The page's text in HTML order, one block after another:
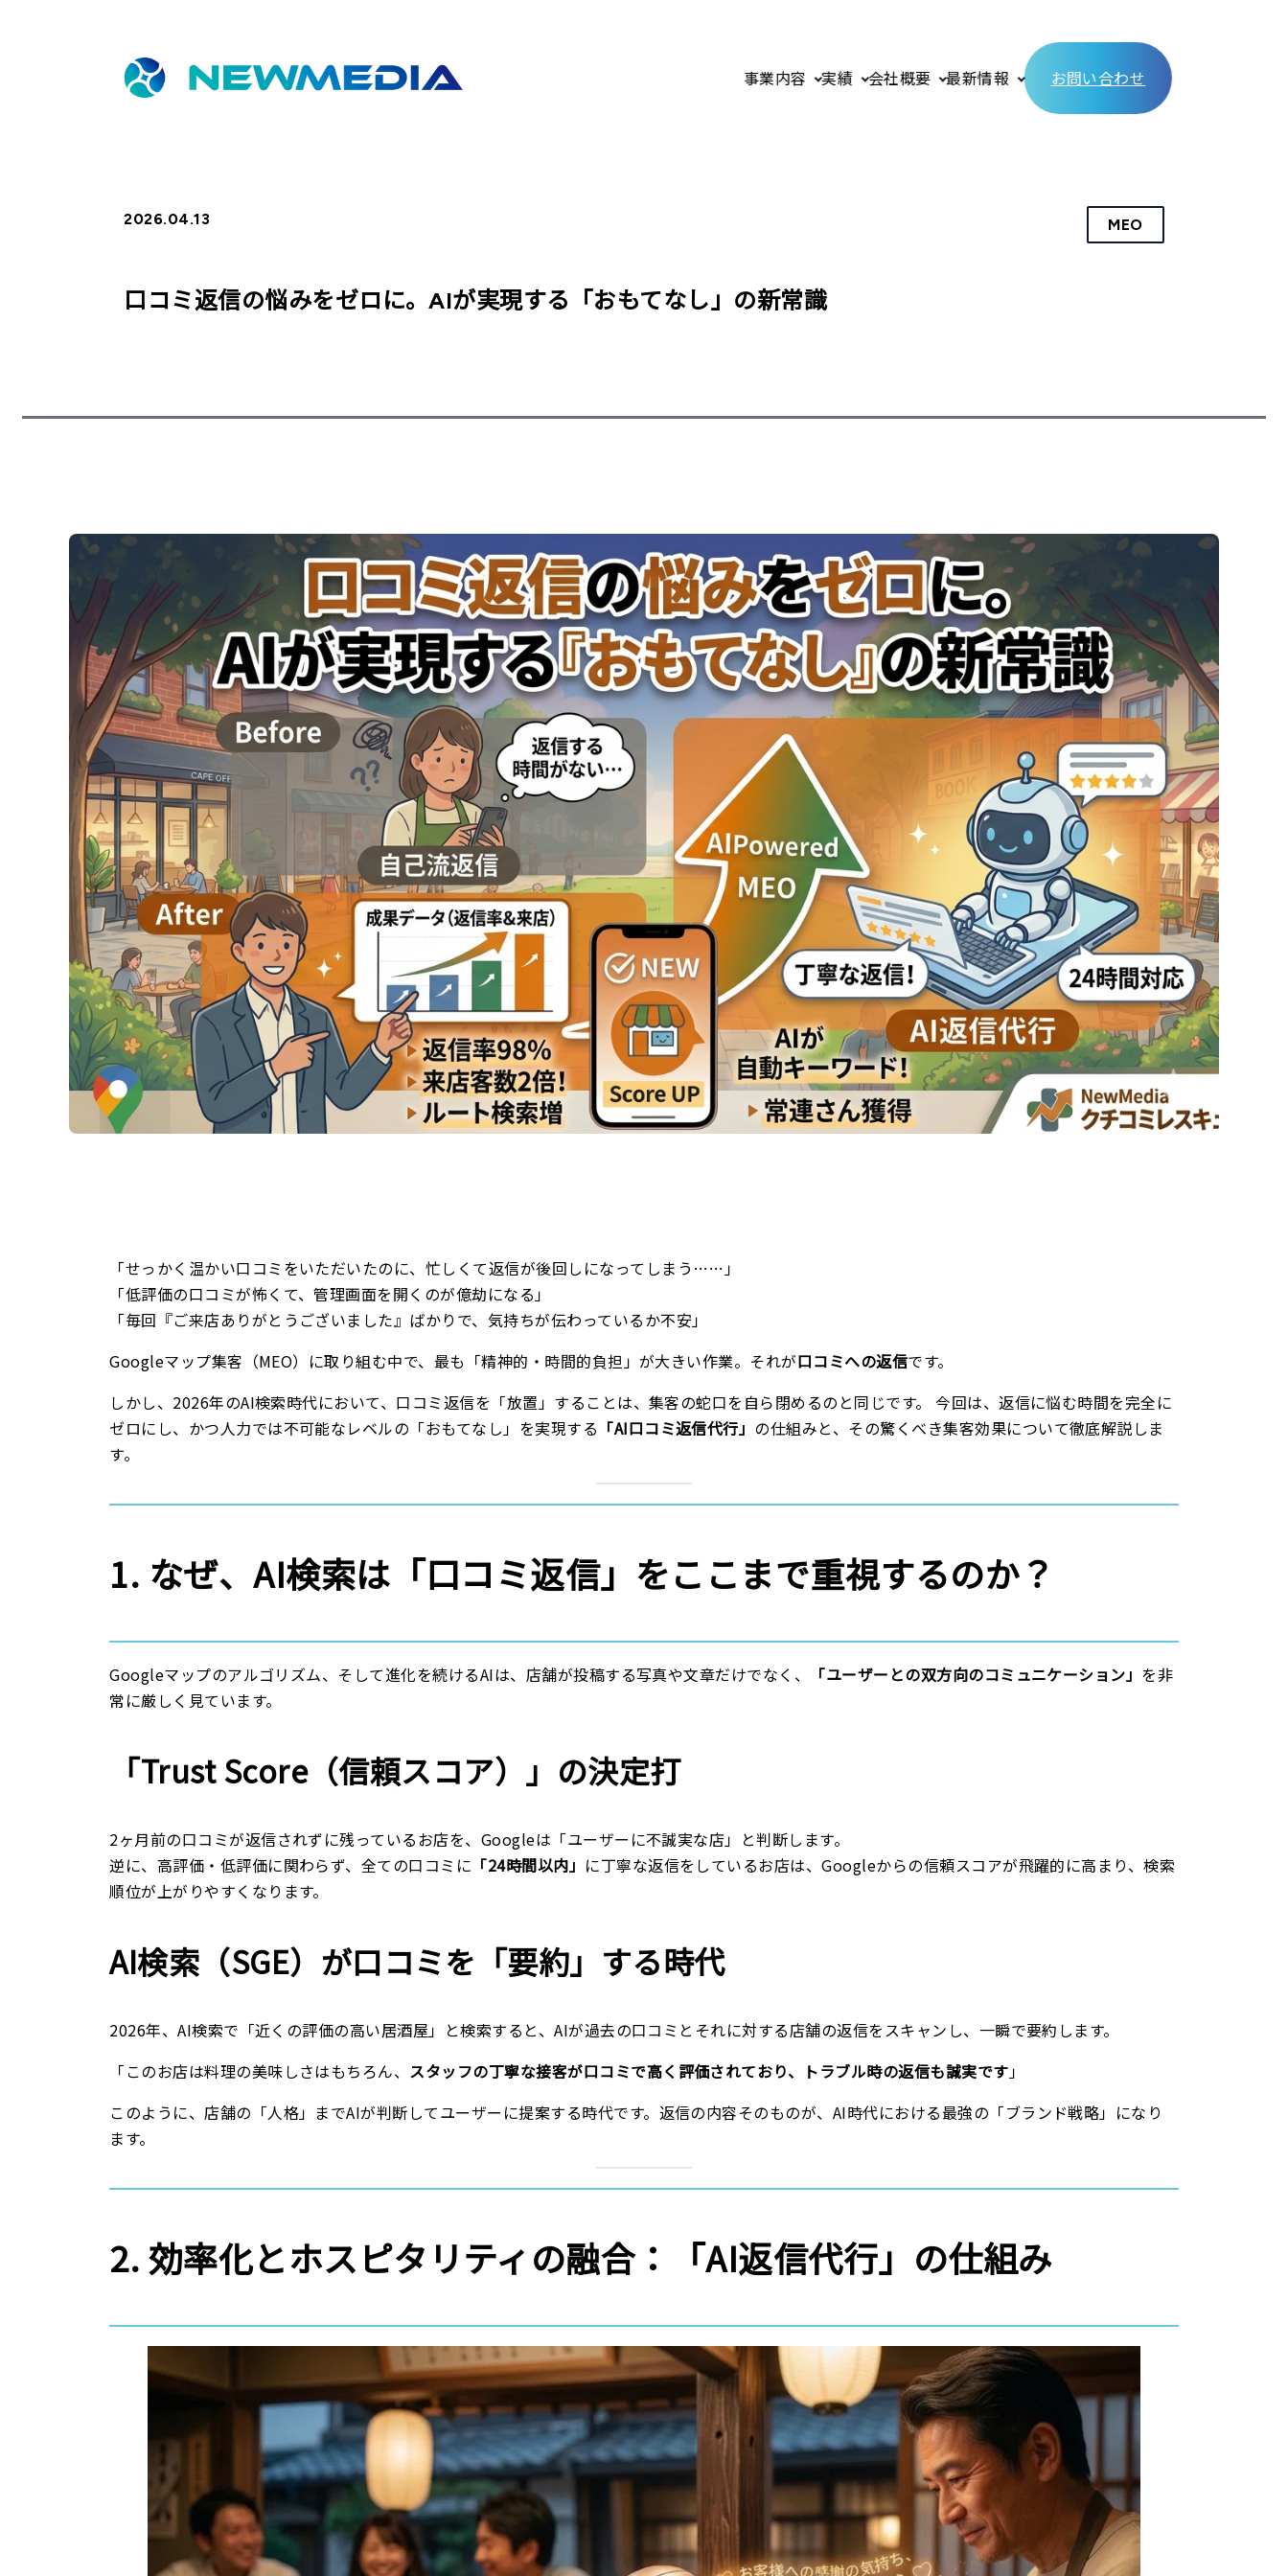
事業内容 実績 会社概要 最新情報 お問い合わせ
2026.04.13 MEO
口コミ返信の悩みをゼロに。AIが実現する「おもてなし」の新常識
「せっかく温かい口コミをいただいたのに、忙しくて返信が後回しになってしまう……」
「低評価の口コミが怖くて、管理画面を開くのが億劫になる」
「毎回『ご来店ありがとうございました』ばかりで、気持ちが伝わっているか不安」
Googleマップ集客（MEO）に取り組む中で、最も「精神的・時間的負担」が大きい作業。それが口コミへの返信です。
しかし、2026年のAI検索時代において、口コミ返信を「放置」することは、集客の蛇口を自ら閉めるのと同じです。 今回は、返信に悩む時間を完全に
ゼロにし、かつ人力では不可能なレベルの「おもてなし」を実現する 「AI口コミ返信代行」 の仕組みと、その驚くべき集客効果について徹底解説しま
す。
1. なぜ、AI検索は「口コミ返信」をここまで重視するのか？
Googleマップのアルゴリズム、そして進化を続けるAIは、店舗が投稿する写真や文章だけでなく、 「ユーザーとの双方向のコミュニケーション」 を非
常に厳しく見ています。
「Trust Score（信頼スコア）」の決定打
2ヶ月前の口コミが返信されずに残っているお店を、Googleは「ユーザーに不誠実な店」と判断します。
逆に、高評価・低評価に関わらず、全ての口コミに 「24時間以内」 に丁寧な返信をしているお店は、Googleからの信頼スコアが飛躍的に高まり、検索
順位が上がりやすくなります。
AI検索（SGE）が口コミを「要約」する時代
2026年、AI検索で「近くの評価の高い居酒屋」と検索すると、AIが過去の口コミとそれに対する店舗の返信をスキャンし、一瞬で要約します。
「このお店は料理の美味しさはもちろん、 スタッフの丁寧な接客が口コミで高く評価されており、トラブル時の返信も誠実です」
このように、店舗の「人格」までAIが判断してユーザーに提案する時代です。返信の内容そのものが、AI時代における最強の「ブランド戦略」になり
ます。
2. 効率化とホスピタリティの融合：「AI返信代行」の仕組み